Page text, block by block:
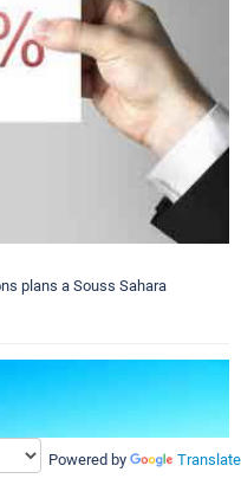
plans a Souss Sahara
Powered by Translate